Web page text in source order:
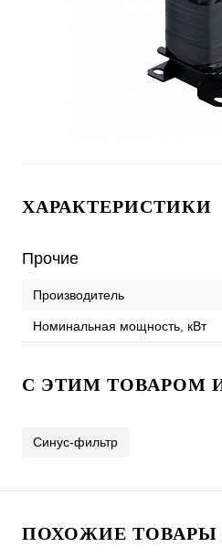
ХАРАКТЕРИСТИКИ
Прочие
Производитель
Номинальная мощность, кВт
C ЭТИМ ТОВАРОМ
Синус-фильтр
ПОХОЖИЕ ТОВАРЫ